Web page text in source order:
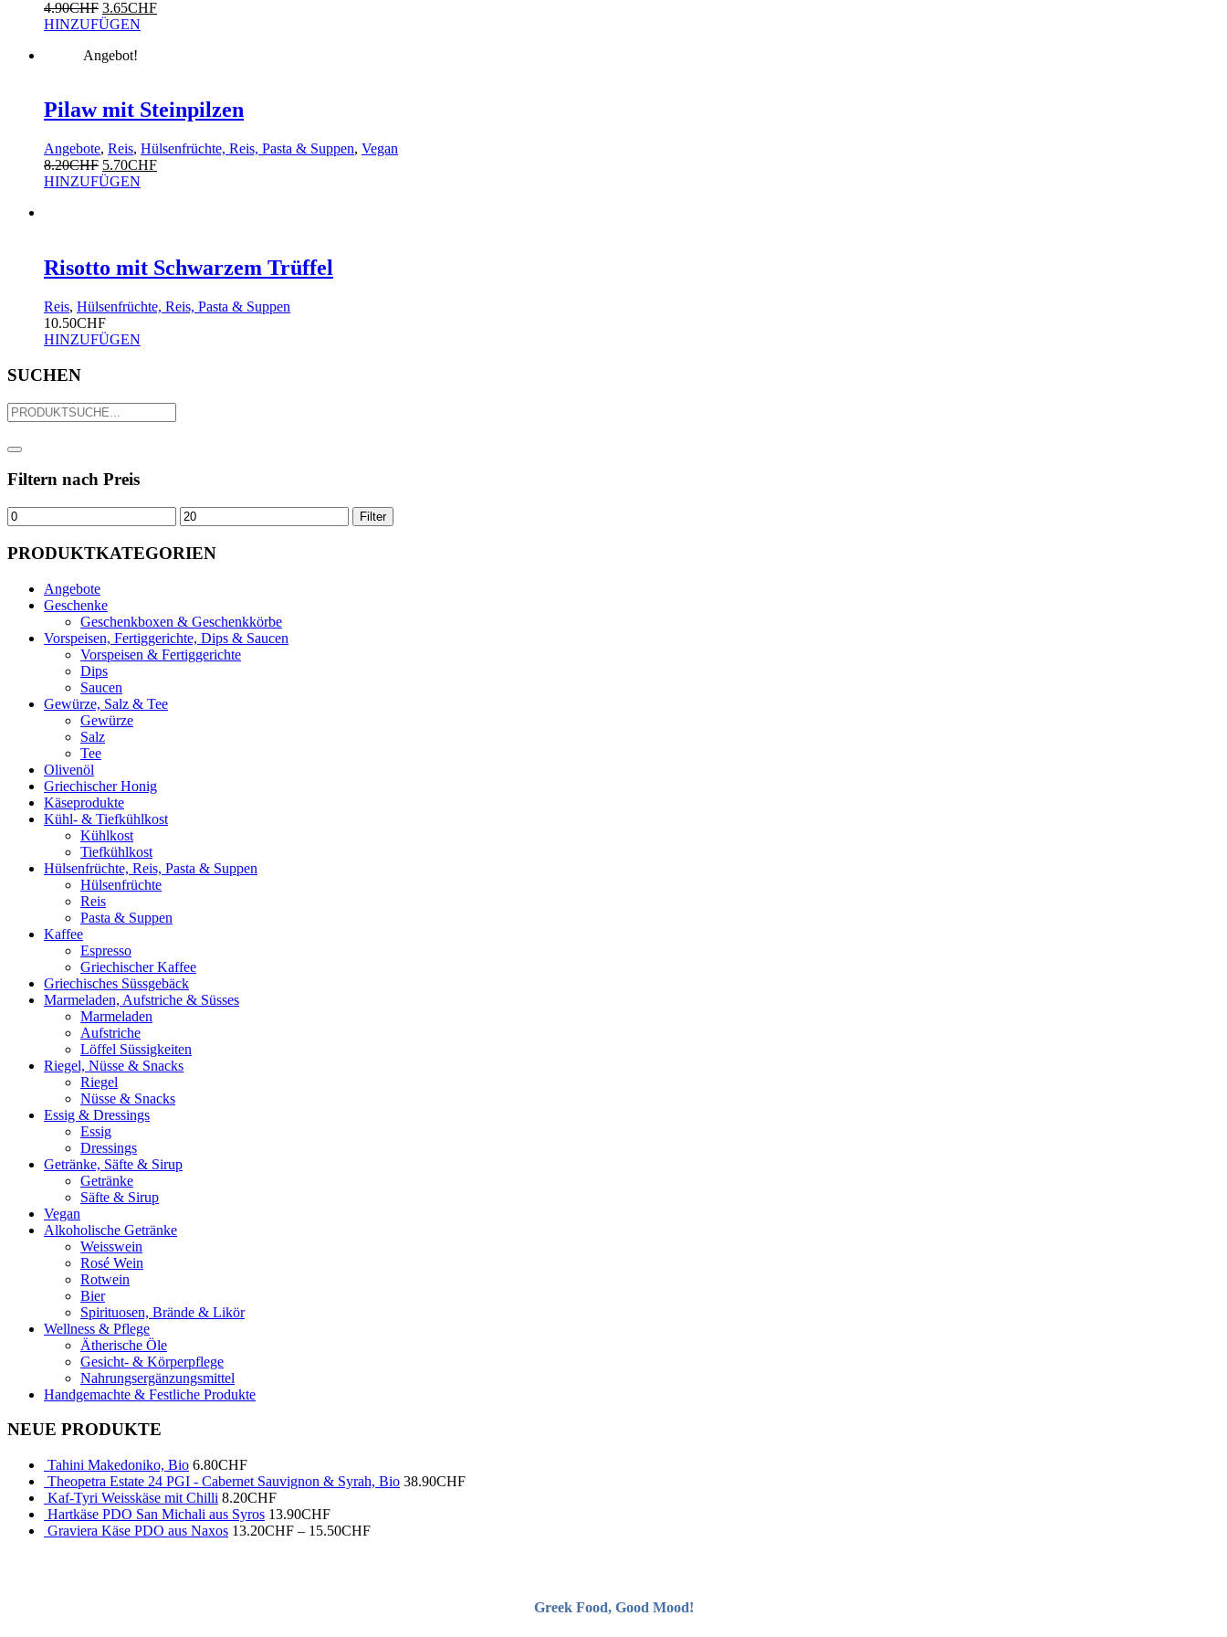
4.90CHF 3.65CHF
HINZUFÜGEN
Angebot!
Pilaw mit Steinpilzen
Angebote, Reis, Hülsenfrüchte, Reis, Pasta & Suppen, Vegan
8.20CHF 5.70CHF
HINZUFÜGEN
Risotto mit Schwarzem Trüffel
Reis, Hülsenfrüchte, Reis, Pasta & Suppen
10.50CHF
HINZUFÜGEN
SUCHEN
Filtern nach Preis
Filter
PRODUKTKATEGORIEN
Angebote
Geschenke
Geschenkboxen & Geschenkkörbe
Vorspeisen, Fertiggerichte, Dips & Saucen
Vorspeisen & Fertiggerichte
Dips
Saucen
Gewürze, Salz & Tee
Gewürze
Salz
Tee
Olivenöl
Griechischer Honig
Käseprodukte
Kühl- & Tiefkühlkost
Kühlkost
Tiefkühlkost
Hülsenfrüchte, Reis, Pasta & Suppen
Hülsenfrüchte
Reis
Pasta & Suppen
Kaffee
Espresso
Griechischer Kaffee
Griechisches Süssgebäck
Marmeladen, Aufstriche & Süsses
Marmeladen
Aufstriche
Löffel Süssigkeiten
Riegel, Nüsse & Snacks
Riegel
Nüsse & Snacks
Essig & Dressings
Essig
Dressings
Getränke, Säfte & Sirup
Getränke
Säfte & Sirup
Vegan
Alkoholische Getränke
Weisswein
Rosé Wein
Rotwein
Bier
Spirituosen, Brände & Likör
Wellness & Pflege
Ätherische Öle
Gesicht- & Körperpflege
Nahrungsergänzungsmittel
Handgemachte & Festliche Produkte
NEUE PRODUKTE
Tahini Makedoniko, Bio 6.80CHF
Theopetra Estate 24 PGI - Cabernet Sauvignon & Syrah, Bio 38.90CHF
Kaf-Tyri Weisskäse mit Chilli 8.20CHF
Hartkäse PDO San Michali aus Syros 13.90CHF
Graviera Käse PDO aus Naxos 13.20CHF – 15.50CHF
Greek Food, Good Mood!